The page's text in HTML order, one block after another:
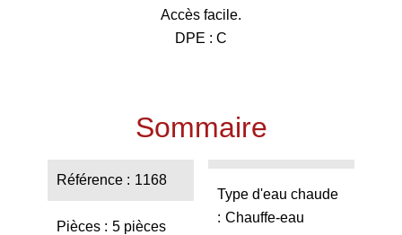
Accès facile.
DPE : C
Sommaire
Référence 1168
Pièces 5 pièces
Type d'eau chaude
Chauffe-eau